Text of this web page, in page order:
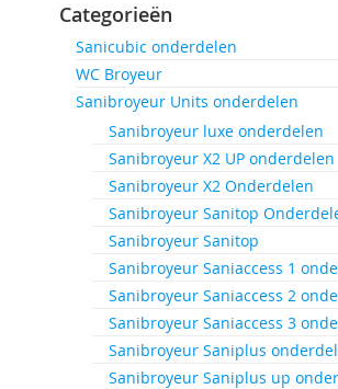
Categorieën
Sanicubic onderdelen
WC Broyeur
Sanibroyeur Units onderdelen
Sanibroyeur luxe onderdelen
Sanibroyeur X2 UP onderdelen
Sanibroyeur X2 Onderdelen
Sanibroyeur Sanitop
Sanibroyeur Sanitop
Sanibroyeur Saniaccess 1
Sanibroyeur Saniaccess 2
Sanibroyeur Saniaccess 3
Sanibroyeur Saniplus
Sanibroyeur Saniplus up